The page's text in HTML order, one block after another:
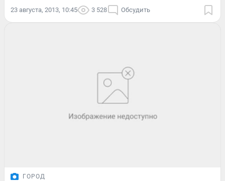
23 августа, 2013, 10:45 3 528 Обсудить
ГОРОД